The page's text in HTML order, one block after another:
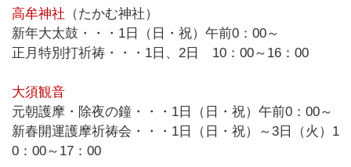
高牟神社 （たかむ神社）
新年大太鼓・・・1日（日・祝）午前0：00～
正月特別打祈祷・・・1日、2日 10：00～16：00
大須観音
元朝護摩・除夜の鐘・・・1日（日・祝）午前0：00～
新春開運護摩祈祷会・・・1日（日・祝）～3日（火）1
0：00～17：00